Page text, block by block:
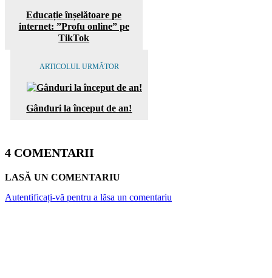
Educație înșelătoare pe
internet: ”Profu online” pe
TikTok
ARTICOLUL URMĂTOR
Gânduri la început de an!
4 COMENTARII
LASĂ UN COMENTARIU
Autentificați-vă pentru a lăsa un comentariu